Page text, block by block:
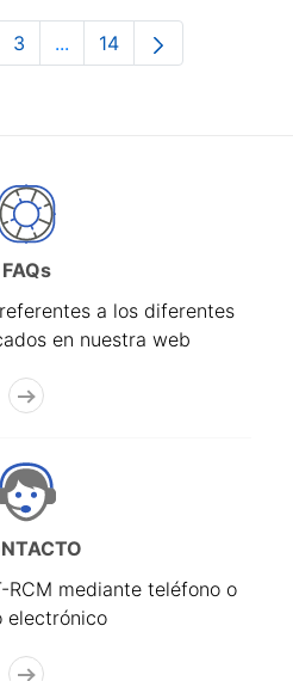
Página
3 ...Páginas intermedias Use
Página
14
FAQs
a los diferentes
en nuestra web
RCM mediante teléfono o
electrónico